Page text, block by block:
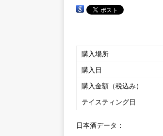
購入場所
購入日
購入金額（税込み）
テイスティング日
日本酒データ：